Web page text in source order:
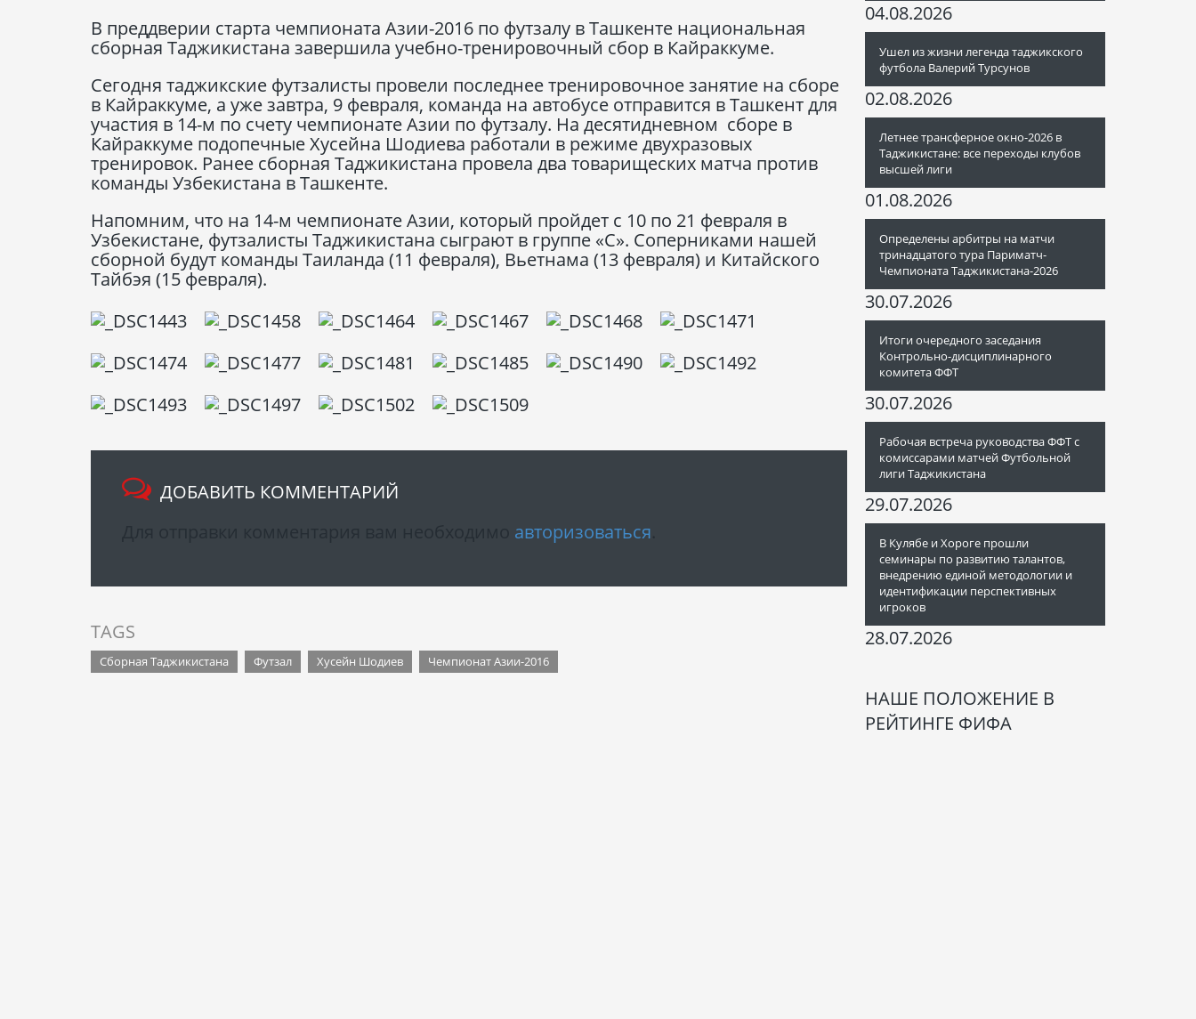
В преддверии старта чемпионата Азии-2016 по футзалу в Ташкенте национальная
сборная Таджикистана завершила учебно-тренировочный сбор в Кайраккуме.
Сегодня таджикские футзалисты провели последнее тренировочное занятие на сборе
в Кайраккуме, а уже завтра, 9 февраля, команда на автобусе отправится в Ташкент для
участия в 14-м по счету чемпионате Азии по футзалу. На десятидневном сборе в
Кайраккуме подопечные Хусейна Шодиева работали в режиме двухразовых
тренировок. Ранее сборная Таджикистана провела два товарищеских матча против
команды Узбекистана в Ташкенте.
Напомним, что на 14-м чемпионате Азии, который пройдет с 10 по 21 февраля в
Узбекистане, футзалисты Таджикистана сыграют в группе «С». Соперниками нашей
сборной будут команды Таиланда (11 февраля), Вьетнама (13 февраля) и Китайского
Тайбэя (15 февраля).
ДОБАВИТЬ КОММЕНТАРИЙ
авторизоваться
TAGS
Сборная Таджикистана Футзал Хусейн Шодиев Чемпионат Азии-2016
04.08.2026
Ушел из жизни легенда таджикского
футбола Валерий Турсунов
02.08.2026
Летнее трансферное окно-2026 в
Таджикистане: все переходы клубов
высшей лиги
01.08.2026
Определены арбитры на матчи
тринадцатого тура Париматч-
Чемпионата Таджикистана-2026
30.07.2026
Итоги очередного заседания
Контрольно-дисциплинарного
комитета ФФТ
30.07.2026
Рабочая встреча руководства ФФТ с
комиссарами матчей Футбольной
лиги Таджикистана
29.07.2026
В Кулябе и Хороге прошли
семинары по развитию талантов,
внедрению единой методологии и
идентификации перспективных
игроков
28.07.2026
НАШЕ ПОЛОЖЕНИЕ В
РЕЙТИНГЕ ФИФА